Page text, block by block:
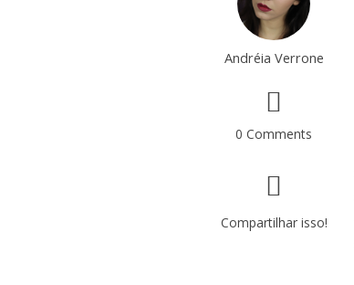
Andréia Verrone
0 Comments
Compartilhar isso!